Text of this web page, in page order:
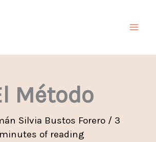
Método
Silvia Bustos Forero / 3
minutes of reading